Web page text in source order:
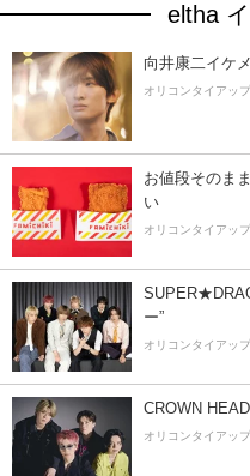
eltha
向井康二イケ
オリコンタイアッ
お値段そのま
い
オリコンタイアッ
ー”
オリコンタイアッ
CROWN
オリコンタイアッ